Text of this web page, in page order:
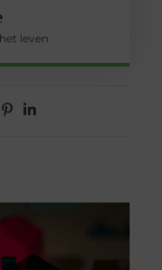
leven